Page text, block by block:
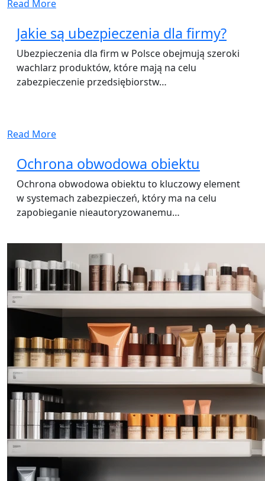
Read More
Jakie są ubezpieczenia dla firmy?
Ubezpieczenia dla firm w Polsce obejmują szeroki
wachlarz produktów, które mają na celu
zabezpieczenie przedsiębiorstw…
Read More
Ochrona obwodowa obiektu
Ochrona obwodowa obiektu to kluczowy element
w systemach zabezpieczeń, który ma na celu
zapobieganie nieautoryzowanemu…